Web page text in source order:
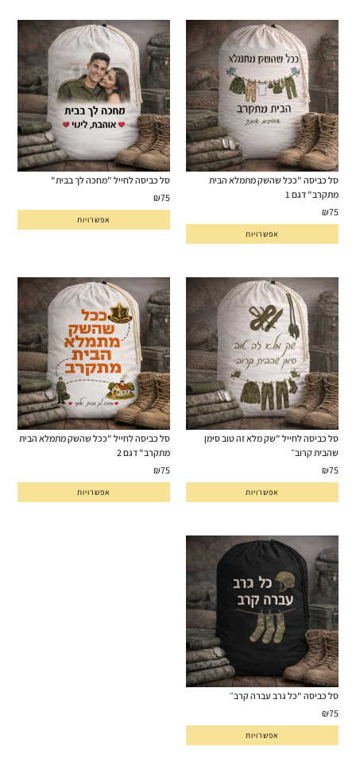
סל כביסה "ככל שהשק מתמלא הבית
מתקרב" דגם 1
₪75
אפשרויות
סל כביסה לחייל "מחכה לך בבית"
₪75
אפשרויות
סל כביסה לחייל "שק מלא זה טוב סימן
שהבית קרוב״
₪75
אפשרויות
סל כביסה לחייל "ככל שהשק מתמלא הבית
מתקרב" דגם 2
₪75
אפשרויות
סל כביסה "כל גרב עברה קרב״
₪75
אפשרויות